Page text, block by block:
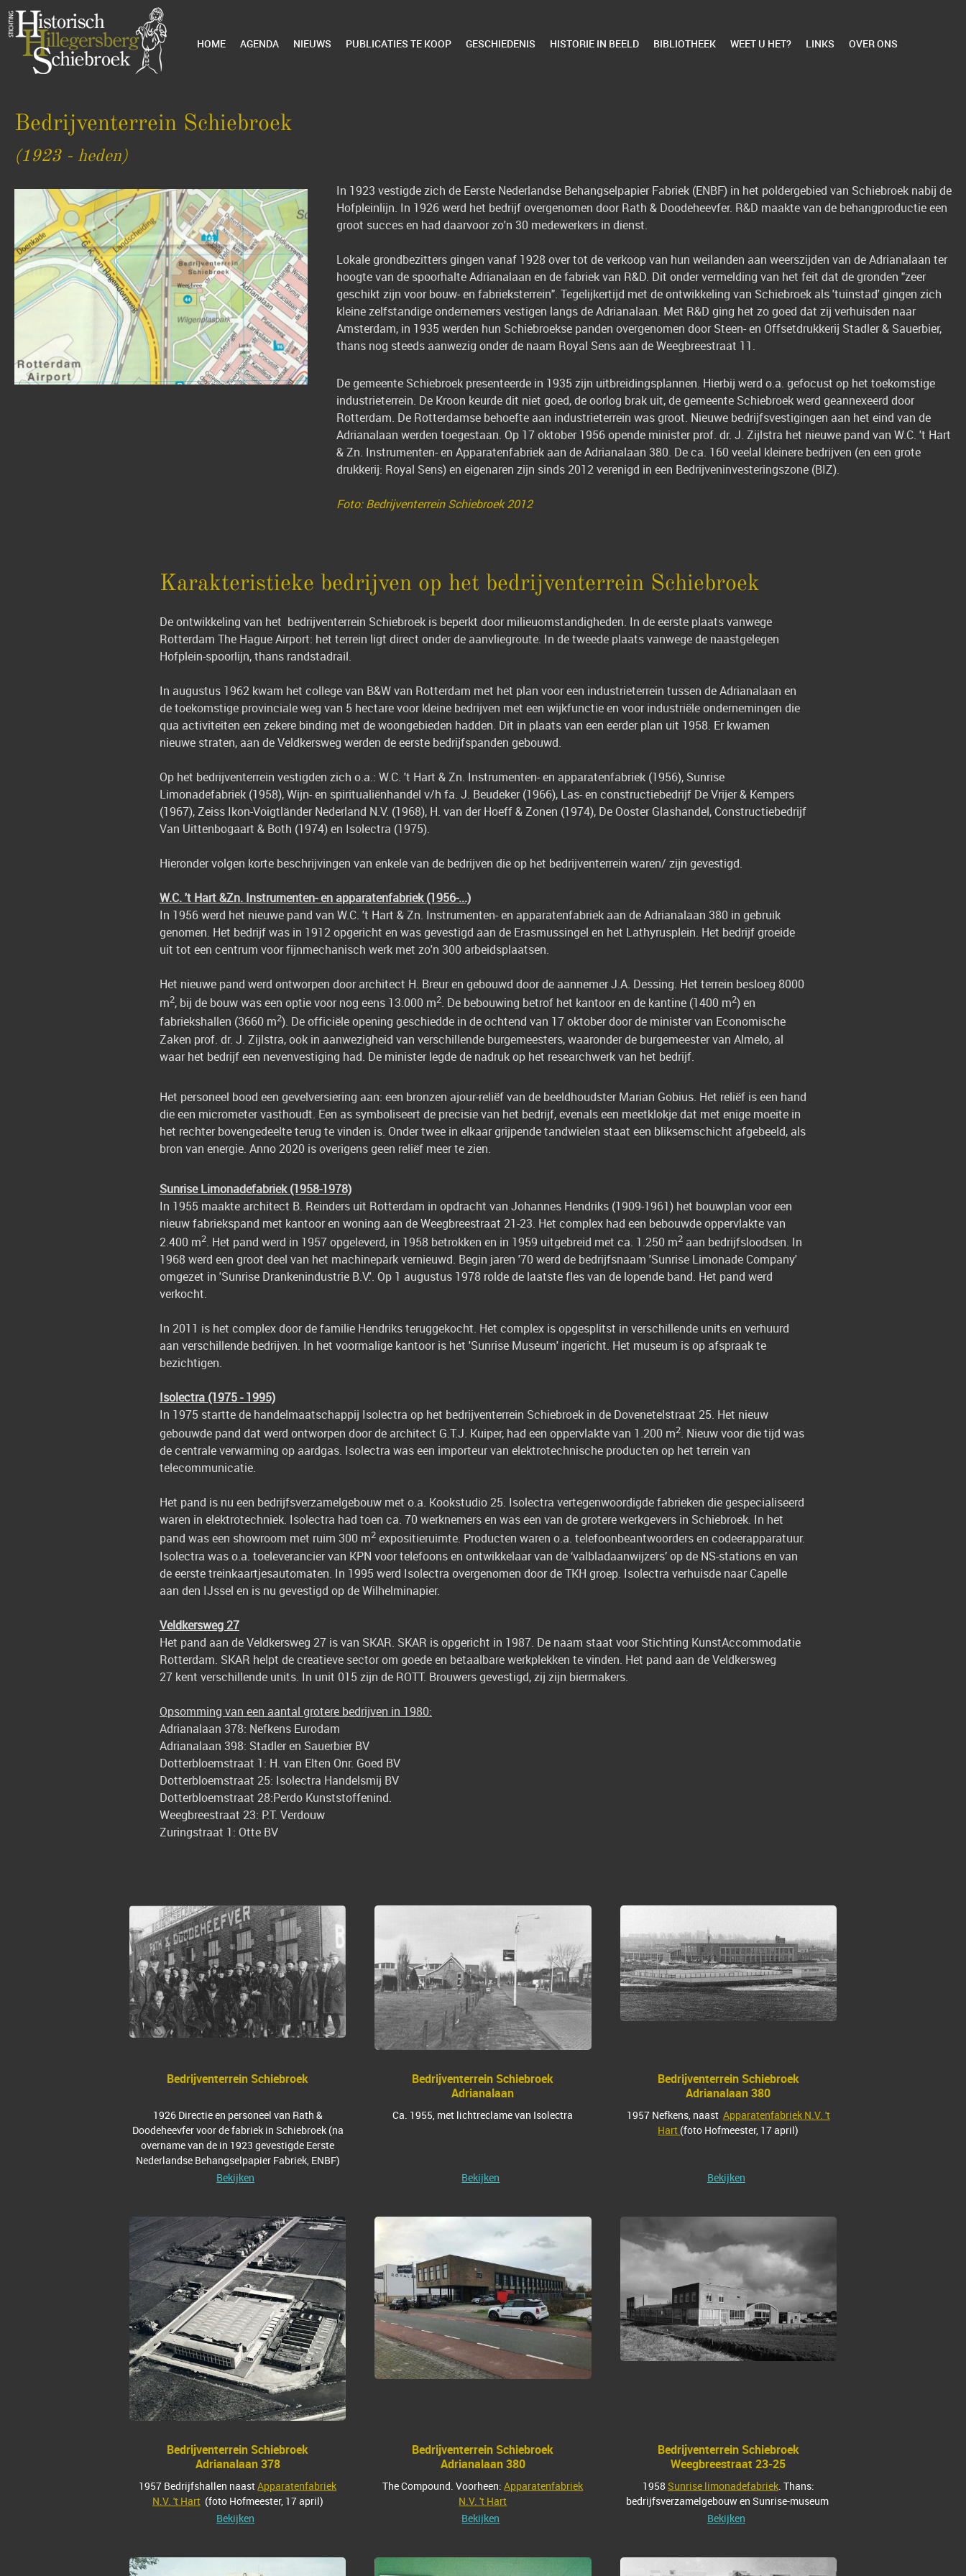
HOME AGENDA NIEUWS PUBLICATIES TE KOOP GESCHIEDENIS HISTORIE IN BEELD BIBLIOTHEEK WEET U HET? LINKS OVER ONS
Bedrijventerrein Schiebroek
(1923 - heden)
In 1923 vestigde zich de Eerste Nederlandse Behangselpapier Fabriek (ENBF) in het poldergebied van Schiebroek nabij de
Hofpleinlijn. In 1926 werd het bedrijf overgenomen door Rath & Doodeheevfer. R&D maakte van de behangproductie een
groot succes en had daarvoor zo'n 30 medewerkers in dienst.
Lokale grondbezitters gingen vanaf 1928 over tot de verkoop van hun weilanden aan weerszijden van de Adrianalaan ter
hoogte van de spoorhalte Adrianalaan en de fabriek van R&D. Dit onder vermelding van het feit dat de gronden "zeer
geschikt zijn voor bouw- en fabrieksterrein". Tegelijkertijd met de ontwikkeling van Schiebroek als 'tuinstad' gingen zich
kleine zelfstandige ondernemers vestigen langs de Adrianalaan. Met R&D ging het zo goed dat zij verhuisden naar
Amsterdam, in 1935 werden hun Schiebroekse panden overgenomen door Steen- en Offsetdrukkerij Stadler & Sauerbier,
thans nog steeds aanwezig onder de naam Royal Sens aan de Weegbreestraat 11.
De gemeente Schiebroek presenteerde in 1935 zijn uitbreidingsplannen. Hierbij werd o.a. gefocust op het toekomstige
industrieterrein. De Kroon keurde dit niet goed, de oorlog brak uit, de gemeente Schiebroek werd geannexeerd door
Rotterdam. De Rotterdamse behoefte aan industrieterrein was groot. Nieuwe bedrijfsvestigingen aan het eind van de
Adrianalaan werden toegestaan. Op 17 oktober 1956 opende minister prof. dr. J. Zijlstra het nieuwe pand van W.C. 't Hart
& Zn. Instrumenten- en Apparatenfabriek aan de Adrianalaan 380. De ca. 160 veelal kleinere bedrijven (en een grote
drukkerij: Royal Sens) en eigenaren zijn sinds 2012 verenigd in een Bedrijveninvesteringszone (BIZ).
Foto: Bedrijventerrein Schiebroek 2012
Karakteristieke bedrijven op het bedrijventerrein Schiebroek
De ontwikkeling van het bedrijventerrein Schiebroek is beperkt door milieuomstandigheden. In de eerste plaats vanwege
Rotterdam The Hague Airport: het terrein ligt direct onder de aanvliegroute. In de tweede plaats vanwege de naastgelegen
Hofplein-spoorlijn, thans randstadrail.
In augustus 1962 kwam het college van B&W van Rotterdam met het plan voor een industrieterrein tussen de Adrianalaan en
de toekomstige provinciale weg van 5 hectare voor kleine bedrijven met een wijkfunctie en voor industriële ondernemingen die
qua activiteiten een zekere binding met de woongebieden hadden. Dit in plaats van een eerder plan uit 1958. Er kwamen
nieuwe straten, aan de Veldkersweg werden de eerste bedrijfspanden gebouwd.
Op het bedrijventerrein vestigden zich o.a.: W.C. 't Hart & Zn. Instrumenten- en apparatenfabriek (1956), Sunrise
Limonadefabriek (1958), Wijn- en spiritualiënhandel v/h fa. J. Beudeker (1966), Las- en constructiebedrijf De Vrijer & Kempers
(1967), Zeiss Ikon-Voigtländer Nederland N.V. (1968), H. van der Hoeff & Zonen (1974), De Ooster Glashandel, Constructiebedrijf
Van Uittenbogaart & Both (1974) en Isolectra (1975).
Hieronder volgen korte beschrijvingen van enkele van de bedrijven die op het bedrijventerrein waren/ zijn gevestigd.
W.C. 't Hart &Zn. Instrumenten- en apparatenfabriek (1956-...)
In 1956 werd het nieuwe pand van W.C. 't Hart & Zn. Instrumenten- en apparatenfabriek aan de Adrianalaan 380 in gebruik
genomen. Het bedrijf was in 1912 opgericht en was gevestigd aan de Erasmussingel en het Lathyrusplein. Het bedrijf groeide
uit tot een centrum voor fijnmechanisch werk met zo'n 300 arbeidsplaatsen.
Het nieuwe pand werd ontworpen door architect H. Breur en gebouwd door de aannemer J.A. Dessing. Het terrein besloeg 8000
m2, bij de bouw was een optie voor nog eens 13.000 m2. De bebouwing betrof het kantoor en de kantine (1400 m2) en
fabriekshallen (3660 m2). De officiële opening geschiedde in de ochtend van 17 oktober door de minister van Economische
Zaken prof. dr. J. Zijlstra, ook in aanwezigheid van verschillende burgemeesters, waaronder de burgemeester van Almelo, al
waar het bedrijf een nevenvestiging had. De minister legde de nadruk op het researchwerk van het bedrijf.
Het personeel bood een gevelversiering aan: een bronzen ajour-reliëf van de beeldhoudster Marian Gobius. Het reliëf is een hand
die een micrometer vasthoudt. Een as symboliseert de precisie van het bedrijf, evenals een meetklokje dat met enige moeite in
het rechter bovengedeelte terug te vinden is. Onder twee in elkaar grijpende tandwielen staat een bliksemschicht afgebeeld, als
bron van energie. Anno 2020 is overigens geen reliëf meer te zien.
Sunrise Limonadefabriek (1958-1978)
In 1955 maakte architect B. Reinders uit Rotterdam in opdracht van Johannes Hendriks (1909-1961) het bouwplan voor een
nieuw fabriekspand met kantoor en woning aan de Weegbreestraat 21-23. Het complex had een bebouwde oppervlakte van
2.400 m2. Het pand werd in 1957 opgeleverd, in 1958 betrokken en in 1959 uitgebreid met ca. 1.250 m2 aan bedrijfsloodsen. In
1968 werd een groot deel van het machinepark vernieuwd. Begin jaren '70 werd de bedrijfsnaam 'Sunrise Limonade Company'
omgezet in 'Sunrise Drankenindustrie B.V.'. Op 1 augustus 1978 rolde de laatste fles van de lopende band. Het pand werd
verkocht.
In 2011 is het complex door de familie Hendriks teruggekocht. Het complex is opgesplitst in verschillende units en verhuurd
aan verschillende bedrijven. In het voormalige kantoor is het 'Sunrise Museum' ingericht. Het museum isop afspraakte
bezichtigen.
Isolectra (1975 - 1995)
In 1975 startte de handelmaatschappij Isolectra op het bedrijventerrein Schiebroek in de Dovenetelstraat 25. Het nieuw
gebouwde pand dat werd ontworpen door de architect G.T.J. Kuiper, had een oppervlakte van 1.200 m2. Nieuw voor die tijd was
de centrale verwarming op aardgas. Isolectra was een importeur van elektrotechnische producten op het terrein van
telecommunicatie.
Het pand is nu een bedrijfsverzamelgebouw met o.a. Kookstudio 25. Isolectra vertegenwoordigde fabrieken die gespecialiseerd
waren in elektrotechniek. Isolectra had toen ca. 70 werknemers en was een van de grotere werkgevers in Schiebroek. In het
pand was een showroom met ruim 300 m2 expositieruimte. Producten waren o.a. telefoonbeantwoorders en codeerapparatuur.
Isolectra was o.a. toeleverancier van KPN voor telefoons en ontwikkelaar van de ‘valbladaanwijzers’ op de NS-stations en van
de eerste treinkaartjesautomaten. In 1995 werd Isolectra overgenomen door de TKH groep. Isolectra verhuisde naar Capelle
aan den IJssel en is nu gevestigd op de Wilhelminapier.
Veldkersweg 27
Het pand aan de Veldkersweg 27 is van SKAR. SKAR is opgericht in 1987. De naam staat voor Stichting KunstAccommodatie
Rotterdam. SKAR helpt de creatieve sector om goede en betaalbare werkplekken te vinden. Het pand aan de Veldkersweg
27 kent verschillende units. In unit 015 zijn de ROTT. Brouwers gevestigd, zij zijn biermakers.
Opsomming van een aantal grotere bedrijven in 1980:
Adrianalaan 378: Nefkens Eurodam
Adrianalaan 398: Stadler en Sauerbier BV
Dotterbloemstraat 1: H. van Elten Onr. Goed BV
Dotterbloemstraat 25: Isolectra Handelsmij BV
Dotterbloemstraat 28:Perdo Kunststoffenind.
Weegbreestraat 23: P.T. Verdouw
Zuringstraat 1: Otte BV
Bedrijventerrein Schiebroek
1926 Directie en personeel van Rath &
Doodeheevfer voor de fabriek in Schiebroek (na
overname van de in 1923 gevestigde Eerste
Nederlandse Behangselpapier Fabriek, ENBF)
Bekijken
Bedrijventerrein Schiebroek
Adrianalaan
Ca. 1955, met lichtreclame van Isolectra
Bekijken
Bedrijventerrein Schiebroek
Adrianalaan 380
1957 Nefkens, naast Apparatenfabriek N.V. 't
Hart (foto Hofmeester, 17 april)
Bekijken
Bedrijventerrein Schiebroek
Adrianalaan 378
1957 Bedrijfshallen naastApparatenfabriek
N.V. 't Hart(foto Hofmeester, 17 april)
Bekijken
Bedrijventerrein Schiebroek
Adrianalaan 380
The Compound. Voorheen:Apparatenfabriek
N.V. 't Hart
Bekijken
Bedrijventerrein Schiebroek
Weegbreestraat 23-25
1958 Sunrise limonadefabriek. Thans:
bedrijfsverzamelgebouw en Sunrise-museum
Bekijken